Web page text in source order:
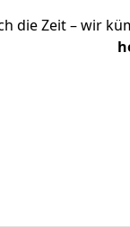
die Zeit – wir